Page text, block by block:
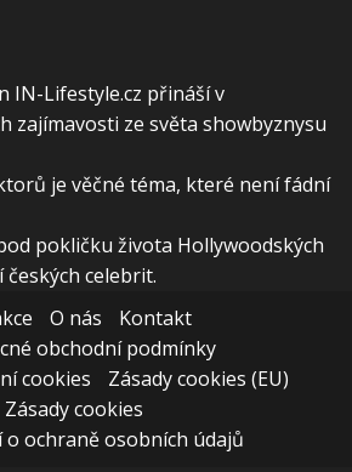
IN-Lifestyle.cz přináší v
zajímavosti ze světa showbyznysu
je věčné téma, které není fádní
pokličku života Hollywoodských
celebrit.
O nás
Kontakt
obchodní podmínky
cookies
Zásady cookies (EU)
Zásady cookies
o ochraně osobních údajů